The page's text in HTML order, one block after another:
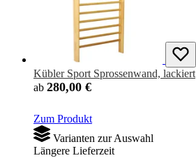
Kübler Sport Sprossenwand, lackiert
ab 280,00 €
Zum Produkt
Varianten zur Auswahl
Längere Lieferzeit